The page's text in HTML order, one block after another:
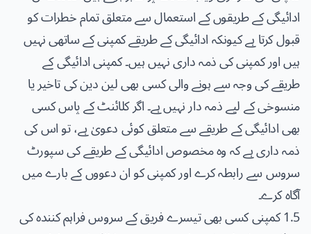
ادائیگی کے طریقوں کے استعمال سے متعلق تمام خطرات کو
قبول کرتا ہے کیونکہ ادائیگی کے طریقے کمپنی کے ساتھی نہیں
ہیں اور کمپنی کی ذمہ داری نہیں ہیں۔ کمپنی ادائیگی کے
طریقے کی وجہ سے ہونے والی کسی بھی لین دین کی تاخیر یا
منسوخی کے لیے ذمہ دار نہیں ہے۔ اگر کلائنٹ کے پاس کسی
بھی ادائیگی کے طریقے سے متعلق کوئی دعویٰ ہے، تو اس کی
ذمہ داری ہے کہ وہ مخصوص ادائیگی کے طریقے کی سپورٹ
سروس سے رابطہ کرے اور کمپنی کو ان دعووں کے بارے میں
آگاہ کرے۔
1.5 کمپنی کسی بھی تیسرے فریق کے سروس فراہم کنندہ کی